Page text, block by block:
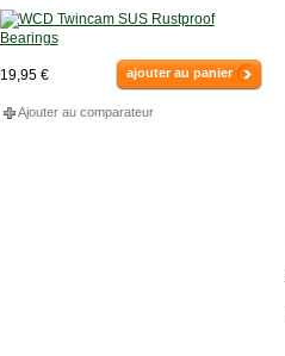
19,95 € ajouter au panier
Ajouter au comparateur